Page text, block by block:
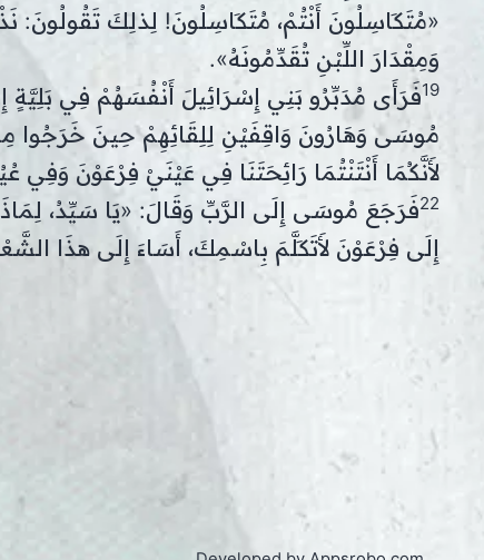
«مُتَكَاسِلُونَ أَنْتُمْ، مُتَكَاسِلُونَ! لِذلِكَ تَقُولُونَ:
وَمِقْدَارَ اللِّبْنِ تُقَدِّمُونَهُ».
19فَرَأَى مُدَبِّرُو بَنِي إِسْرَائِيلَ أَنْفُسَهُمْ فِي بَلِيَّةٍ
مُوسَى وَهَارُونَ وَاقِفَيْنِ لِلِقَائِهِمْ حِينَ خَرَجُوا
لأَنَّكُمَا أَنْتَنْتُمَا رَائِحَتَنَا فِي عَيْنَيْ فِرْعَوْنَ وَفِي
22فَرَجَعَ مُوسَى إِلَى الرَّبِّ وَقَالَ: «يَا سَيِّدُ،
إِلَى فِرْعَوْنَ لأَتَكَلَّمَ بِاسْمِكَ، أَسَاءَ إِلَى هذَا